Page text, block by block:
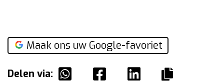
Maak ons uw Google-favoriet
Delen via: